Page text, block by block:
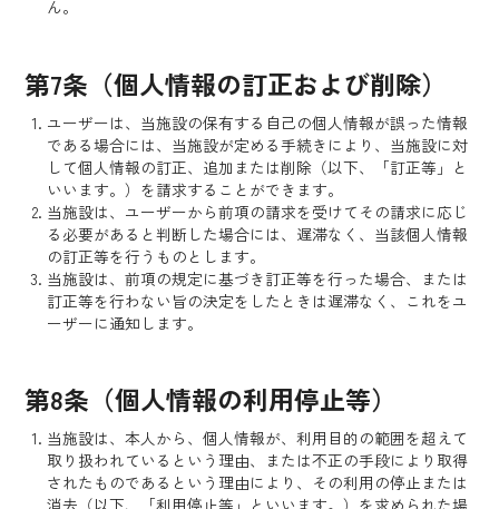
ん。
第7条（個人情報の訂正および削除）
ユーザーは、当施設の保有する自己の個人情報が誤った情報
である場合には、当施設が定める手続きにより、当施設に対
して個人情報の訂正、追加または削除（以下、「訂正等」と
いいます。）を請求することができます。
当施設は、ユーザーから前項の請求を受けてその請求に応じ
る必要があると判断した場合には、遅滞なく、当該個人情報
の訂正等を行うものとします。
当施設は、前項の規定に基づき訂正等を行った場合、または
訂正等を行わない旨の決定をしたときは遅滞なく、これをユ
ーザーに通知します。
第8条（個人情報の利用停止等）
当施設は、本人から、個人情報が、利用目的の範囲を超えて
取り扱われているという理由、または不正の手段により取得
されたものであるという理由により、その利用の停止または
消去（以下、「利用停止等」といいます。）を求められた場